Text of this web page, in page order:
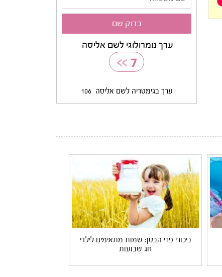
ערך נומרולוגי לשם אליסה
7
>>
ערך בגימטריה לשם אליסה 106
ביכורי פרי הבטן: שמות מתאימים לילדי
חג שבועות